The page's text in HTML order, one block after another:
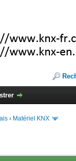
› Matériel KNX